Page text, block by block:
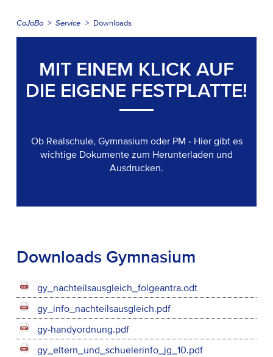
CoJoBo Service Downloads
MIT EINEM KLICK AUF
DIE EIGENE FESTPLATTE!
Ob Realschule, Gymnasium oder PM - Hier gibt es
wichtige Dokumente zum Herunterladen und
Ausdrucken.
Downloads Gymnasium
gy_nachteilsausgleich_folgeantra.odt
gy_info_nachteilsausgleich.pdf
gy-handyordnung.pdf
gy_eltern_und_schuelerinfo_jg_10.pdf